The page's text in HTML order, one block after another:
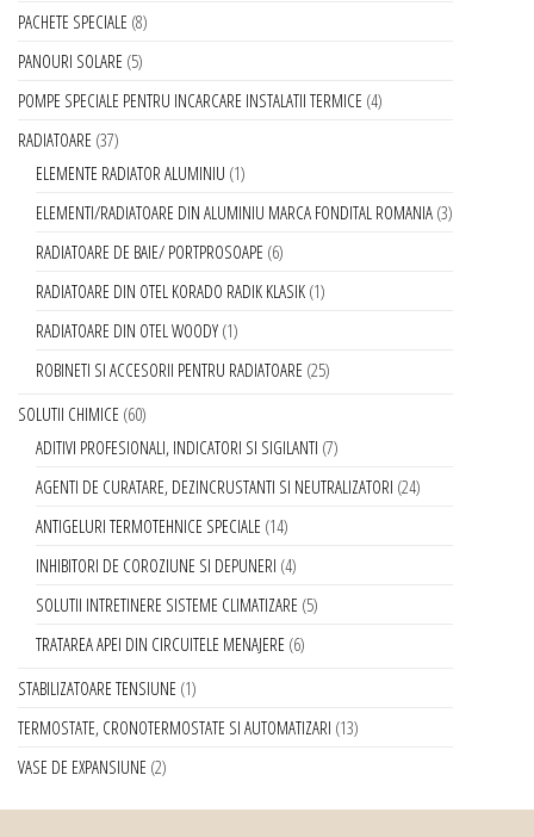
PACHETE SPECIALE 8
PANOURI SOLARE 5
POMPE SPECIALE PENTRU INCARCARE INSTALATII TERMICE 4
RADIATOARE 37
ELEMENTE RADIATOR ALUMINIU 1
ELEMENTI/RADIATOARE DIN ALUMINIU MARCA FONDITAL ROMANIA 3
RADIATOARE DE BAIE/ PORTPROSOAPE 6
RADIATOARE DIN OTEL KORADO RADIK KLASIK 1
RADIATOARE DIN OTEL WOODY 1
ROBINETI SI ACCESORII PENTRU RADIATOARE 25
SOLUTII CHIMICE 60
ADITIVI PROFESIONALI, INDICATORI SI SIGILANTI 7
AGENTI DE CURATARE, DEZINCRUSTANTI SI NEUTRALIZATORI 24
ANTIGELURI TERMOTEHNICE SPECIALE 14
INHIBITORI DE COROZIUNE SI DEPUNERI 4
SOLUTII INTRETINERE SISTEME CLIMATIZARE 5
TRATAREA APEI DIN CIRCUITELE MENAJERE 6
STABILIZATOARE TENSIUNE 1
TERMOSTATE, CRONOTERMOSTATE SI AUTOMATIZARI 13
VASE DE EXPANSIUNE 2